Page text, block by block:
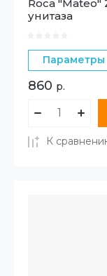
Roca "Mateo"
унитаза
Параметры
860 р.
К